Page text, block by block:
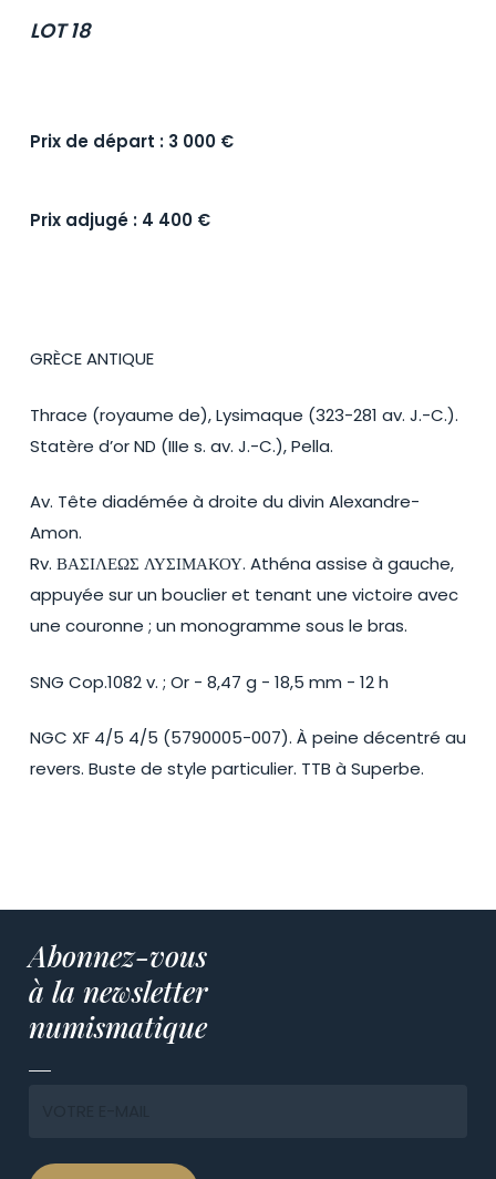
LOT 18
Prix de départ : 3 000 €
Prix adjugé : 4 400 €
GRÈCE ANTIQUE
Thrace (royaume de), Lysimaque (323-281 av. J.-C.).
Statère d’or ND (IIIe s. av. J.-C.), Pella.
Av. Tête diadémée à droite du divin Alexandre-
Amon.
Rv. ΒΑΣΙΛΕΩΣ ΛΥΣΙΜΑΚΟΥ. Athéna assise à gauche,
appuyée sur un bouclier et tenant une victoire avec
une couronne ; un monogramme sous le bras.
SNG Cop.1082 v. ; Or - 8,47 g - 18,5 mm - 12 h
NGC XF 4/5 4/5 (5790005-007). À peine décentré au
revers. Buste de style particulier. TTB à Superbe.
Abonnez-vous
à la newsletter
numismatique